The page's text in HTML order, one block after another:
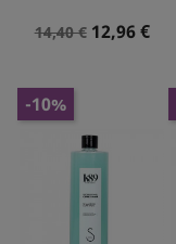
Precio
14,40 € Precio
12,96 €
-10%